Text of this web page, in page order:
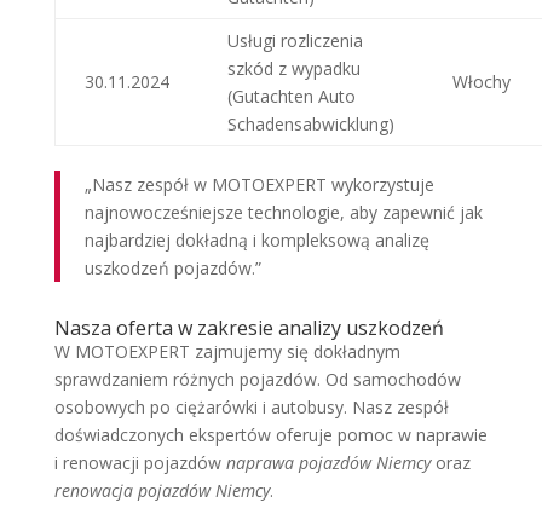
30.11.2024
Usługi rozliczenia
szkód z wypadku
(Gutachten Auto
Schadensabwicklung)
Włochy
„Nasz zespół w MOTOEXPERT wykorzystuje
najnowocześniejsze technologie, aby zapewnić jak
najbardziej dokładną i kompleksową analizę
uszkodzeń pojazdów.”
Nasza oferta w zakresie analizy uszkodzeń
W MOTOEXPERT zajmujemy się dokładnym
sprawdzaniem różnych pojazdów. Od samochodów
osobowych po ciężarówki i autobusy. Nasz zespół
doświadczonych ekspertów oferuje pomoc w naprawie
i renowacji pojazdów naprawa pojazdów Niemcyoraz
renowacja pojazdów Niemcy.